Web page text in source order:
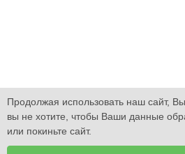
Продолжая использовать наш сайт,
вы не хотите, чтобы Ваши данные
или покиньте сайт.